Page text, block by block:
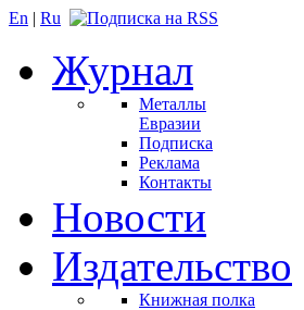
En | Ru
Журнал
Металлы
Евразии
Подписка
Реклама
Контакты
Новости
Издательство
Книжная полка